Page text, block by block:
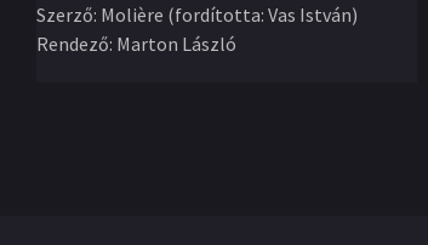
Szerző: Molière (fordította: Vas István)
Rendező: Marton László